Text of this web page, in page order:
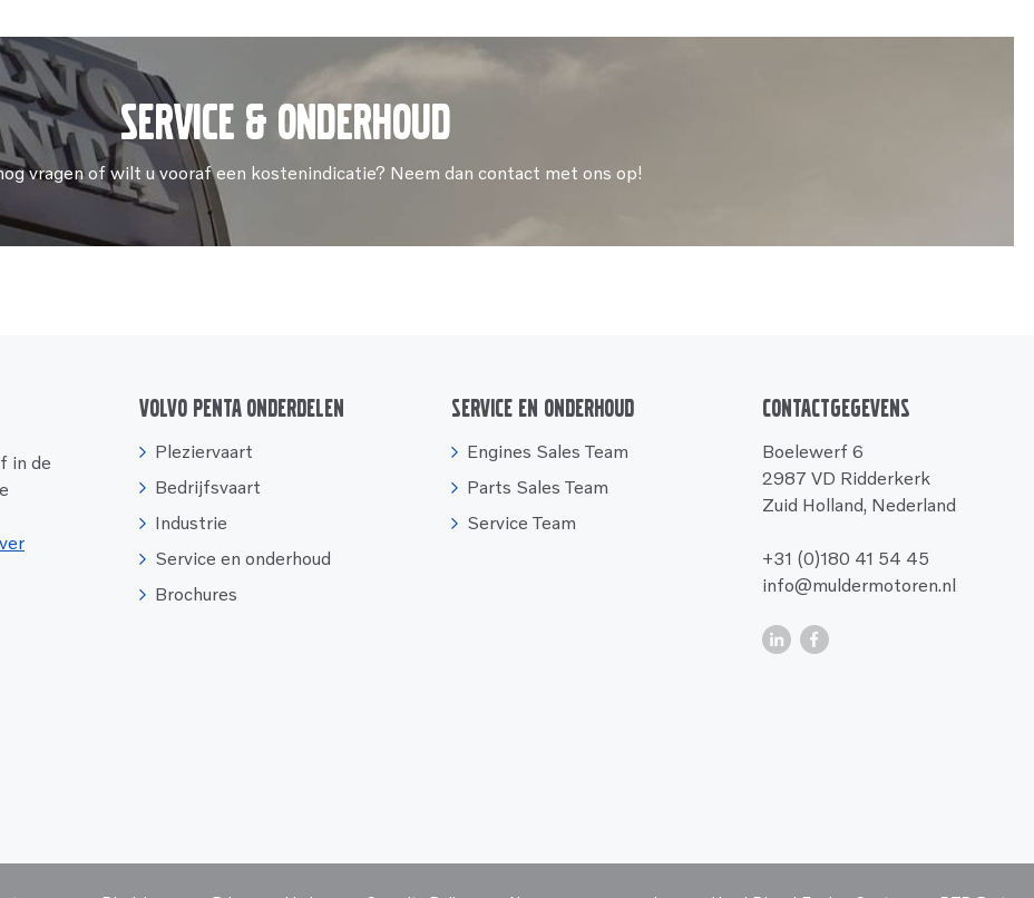
Service & onderhoud
vragen of wilt u vooraf een kostenindicatie? Neem dan contact met ons op!
in de
Volvo Penta onderdelen
Pleziervaart
Bedrijfsvaart
Industrie
Service en onderhoud
Brochures
Service en onderhoud
Engines Sales Team
Parts Sales Team
Service Team
Contactgegevens
Boelewerf 6
2987 VD Ridderkerk
Zuid Holland, Nederland
+31 (0)180 41 54 45
info@muldermotoren.nl